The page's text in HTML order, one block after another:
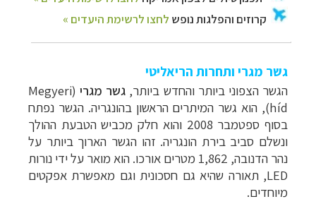
גשר מגרי ותחרות הריאליטי
הגשר הצפוני ביותר והחדש ביותר, גשר מגרי(
Megyeri
híd), הוא גשר המיתרים הראשון בהונגריה. הגשר נפתח
בסוף ספטמבר 2008 והוא חלק מכביש הטבעת ההולך
ונשלם סביב בירת הונגריה. זהו הגשר הארוך ביותר על
נהר הדנובה, 1,862 מטרים אורכו. הוא מואר על ידי נורות
LED, תאורה שהיא גם חסכונית וגם מאפשרת אפקטים
מיוחדים.